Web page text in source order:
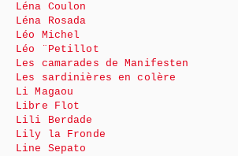
Léna Coulon
Léna Rosada
Léo Michel
Léo ¨Petillot
Les camarades de Manifesten
Les sardinières en colère
Li Magaou
Libre Flot
Lili Berdade
Lily la Fronde
Line Sepato